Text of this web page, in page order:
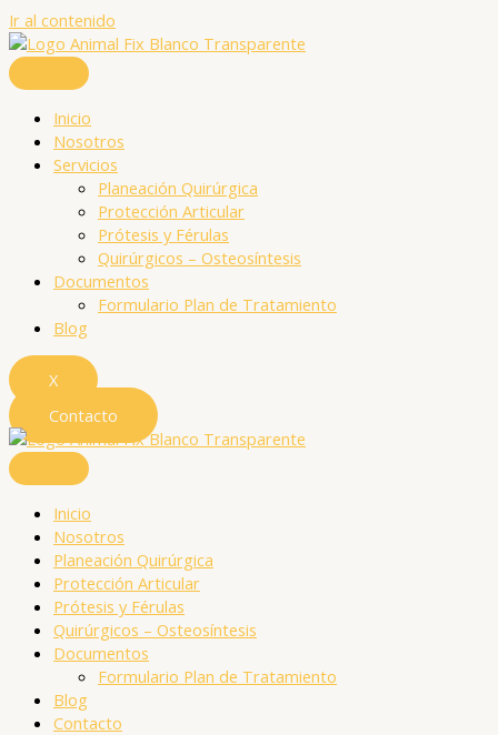
Ir al contenido
Inicio
Nosotros
Servicios
Planeación Quirúrgica
Protección Articular
Prótesis y Férulas
Quirúrgicos – Osteosíntesis
Documentos
Formulario Plan de Tratamiento
Blog
X
Contacto
Inicio
Nosotros
Planeación Quirúrgica
Protección Articular
Prótesis y Férulas
Quirúrgicos – Osteosíntesis
Documentos
Formulario Plan de Tratamiento
Blog
Contacto